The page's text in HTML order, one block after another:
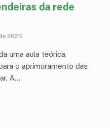
da rede
2026
uma aula teórica,
o aprimoramento das
A…